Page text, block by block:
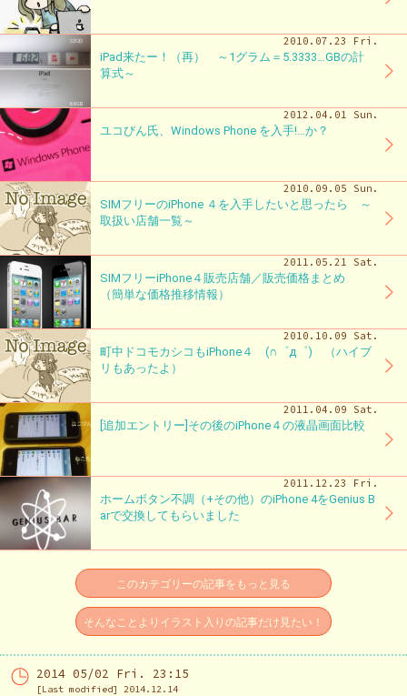
2010.07.23 Fri.
iPad来たー！（再） ～1グラム＝5.3333…GBの計
算式～
2012.04.01 Sun.
ユコびん氏、Windows Phone を入手!…か？
2010.09.05 Sun.
SIMフリーのiPhone ４を入手したいと思ったら ～
取扱い店舗一覧～
2011.05.21 Sat.
SIMフリーiPhone４販売店舗／販売価格まとめ
（簡単な価格推移情報）
2010.10.09 Sat.
町中ドコモカシコもiPhone４ (∩゜д゜) （ハイブ
リもあったよ）
2011.04.09 Sat.
[追加エントリー]その後のiPhone４の液晶画面比較
2011.12.23 Fri.
ホームボタン不調（+その他）のiPhone 4をGenius B
arで交換してもらいました
このカテゴリーの記事をもっと見る
そんなことよりイラスト入りの記事だけ見たい！
2014 05/02 Fri. 23:15
[Last modified] 2014.12.14